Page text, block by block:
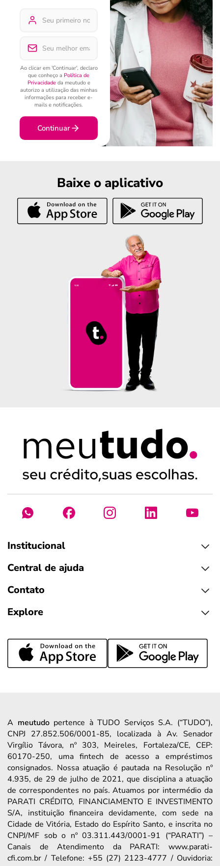
Ao clicar em 'Continuar', declaro
que conheço a Política de
Privacidadeda meutudo e
autorizo a utilização das minhas
informações para receber e-
mails e notificações.
Continuar
Baixe o aplicativo
Institucional
Central de ajuda
Contato
Explore
A meutudopertence à TUDO Serviços S.A. (“TUDO”),
CNPJ 27.852.506/0001-85, localizada à Av. Senador
Virgílio Távora, nº 303, Meireles, Fortaleza/CE, CEP:
60170-250, uma fintech de acesso a empréstimos
consignados. Nossa atuação é pautada na Resolução nº
4.935, de 29 de julho de 2021, que disciplina a atuação
de correspondentes no país. Atuamos por intermédio da
PARATI CRÉDITO, FINANCIAMENTO E INVESTIMENTO
S/A, instituição financeira devidamente, com sede na
Cidade de Vitória, Estado do Espírito Santo, e inscrita no
CNPJ/MF sob o nº 03.311.443/0001-91 (“PARATI”) –
Canais de Atendimento da PARATI: www.parati-
cfi.com.br / Telefone: +55 (27) 2123-4777 / Ouvidoria: